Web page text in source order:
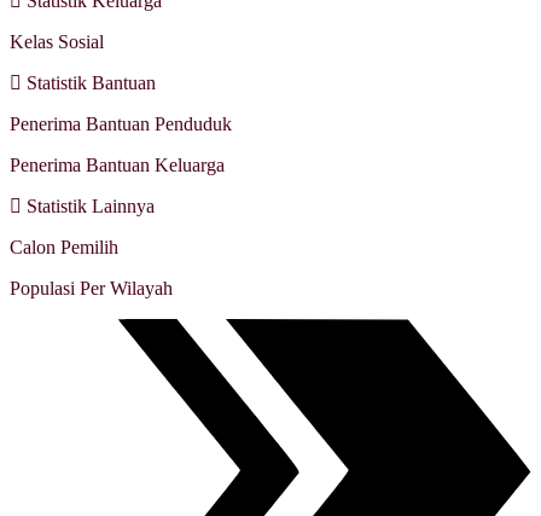
Kelas Sosial
Statistik Bantuan
Penerima Bantuan Penduduk
Penerima Bantuan Keluarga
Statistik Lainnya
Calon Pemilih
Populasi Per Wilayah